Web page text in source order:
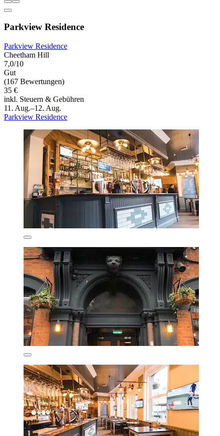
Parkview Residence
Parkview Residence
Cheetham Hill
7,0/10
Gut
(167 Bewertungen)
35 €
inkl. Steuern & Gebühren
11. Aug.–12. Aug.
Parkview Residence